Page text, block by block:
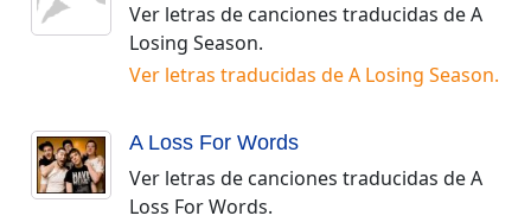
Ver letras de canciones traducidas deA
Losing Season.
Ver letras traducidas deA Losing Season.
A Loss For Words
Ver letras de canciones traducidas deA
Loss For Words.